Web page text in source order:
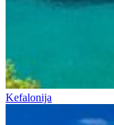
Kefalonija